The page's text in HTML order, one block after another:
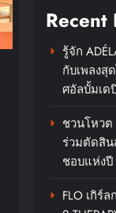
Recent
รู้จัก
กับเพลงสุ
ศอัลบั้มเด
ชวนโหวต
ร่วมตัดสิ
ชอบแห่งปี
FLO เกิร์